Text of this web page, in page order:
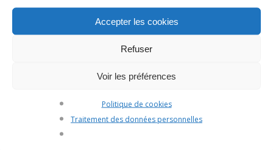
Accepter les cookies
Refuser
Voir les préférences
Politique de cookies
Traitement des données personnelles
gérer et superviser ces
ensembles hétéroclites ?
Comment gérer les coûts
et les évolutions de ces
les nouveaux SI. Nous
avons capitalisé sur nos
différentes expériences
pour proposer une
accompagnement sur la
maintenance de vos
systèmes et applications.
Une partie de nos équipes
services nous apportant
réactivité et mutualisation
des procédures.